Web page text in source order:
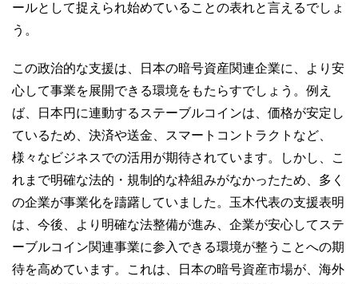
ールとして捉えられ始めていることの表れと言えるでしょ
う。
この政治的な支援は、日本の暗号資産関連企業に、より安
心して事業を展開できる環境をもたらすでしょう。例え
ば、日本円に連動するステーブルコインは、価格が安定し
ているため、決済や送金、スマートコントラクトなど、
様々なビジネスでの活用が期待されています。しかし、こ
れまで明確な法的・規制的な枠組みがなかったため、多く
の企業が事業化を躊躇していました。玉木代表の支援表明
は、今後、より明確な法整備が進み、企業が安心してステ
ーブルコイン関連事業に参入できる環境が整うことへの期
待を高めています。これは、日本の暗号資産市場が、海外